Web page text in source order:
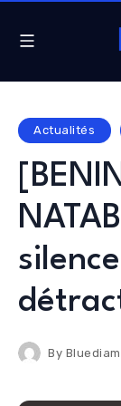
Actualités
By